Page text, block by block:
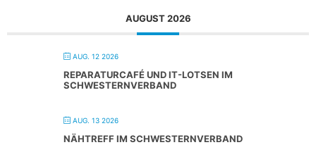
AUGUST 2026
AUG. 12 2026
REPARATURCAFÉ UND IT-LOTSEN IM
SCHWESTERNVERBAND
AUG. 13 2026
NÄHTREFF IM SCHWESTERNVERBAND